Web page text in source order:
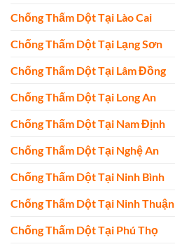
Chống Thấm Dột Tại Lào Cai
Chống Thấm Dột Tại Lạng Sơn
Chống Thấm Dột Tại Lâm Đồng
Chống Thấm Dột Tại Long An
Chống Thấm Dột Tại Nam Định
Chống Thấm Dột Tại Nghệ An
Chống Thấm Dột Tại Ninh Bình
Chống Thấm Dột Tại Ninh Thuận
Chống Thấm Dột Tại Phú Thọ